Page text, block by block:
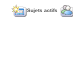
Sujets actifs